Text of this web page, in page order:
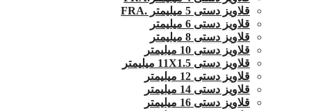
قلاویز دستی 5 میلیمتر .FRA
قلاویز دستی 6 میلیمتر
قلاویز دستی 8 میلیمتر
قلاویز دستی 10 میلیمتر
قلاویز دستی 11X1.5 میلیمتر
قلاویز دستی 12 میلیمتر
قلاویز دستی 14 میلیمتر
قلاویز دستی 16 میلیمتر